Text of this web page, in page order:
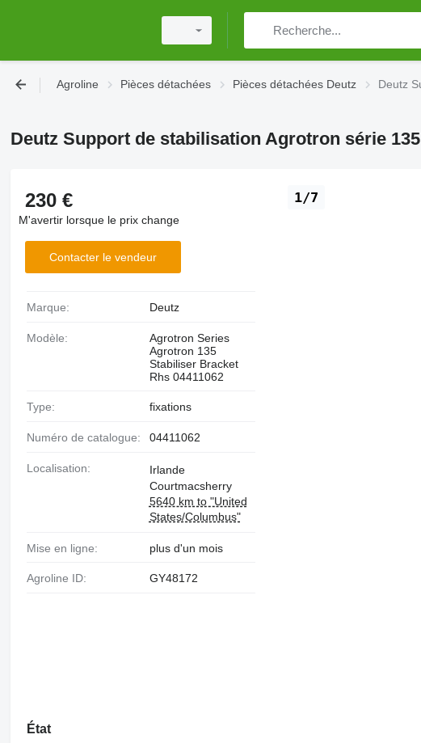
Agroline Pièces détachées Pièces détachées Deutz Deutz
Deutz Support de stabilisation Agrotron série 135
1/7
230 €
M'avertir lorsque le prix change
Contacter le vendeur
Marque: Deutz
Modèle:
Agrotron Series
Agrotron 135
Stabiliser Bracket
Rhs 04411062
Type: fixations
Numéro de catalogue: 04411062
Localisation:
Irlande
Courtmacsherry
5640 km to "United
States/Columbus"
Mise en ligne: plus d'un mois
Agroline ID: GY48172
État